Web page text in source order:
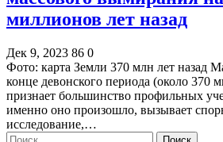
миллионов лет назад
Дек 9, 2023 86 0
Фото: карта Земли 370 млн лет назад
конце девонского периода (около 370
признает большинство профильных
именно оно произошло, вызывает
исследование,…